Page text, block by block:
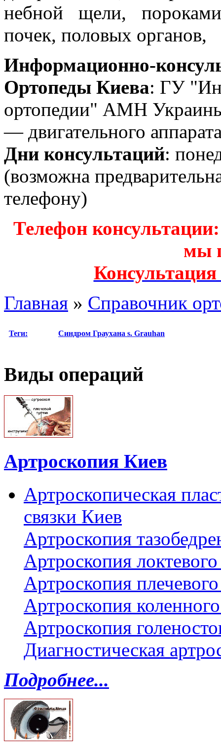
небной щели,
почек, половых органов,
Информационно-
Ортопеды Киева: ГУ
ортопедии" АМН
— двигательного
Дни консультаций:
(возможна
телефону)
Телефон
мы
Главная » Справочник
Теги: Синдром Граухана s. Grauhan
Виды операций
Артроскопия Киев
Артроскопическая
связки Киев
Артроскопия
Артроскопия
Артроскопия
Артроскопия
Артроскопия
Диагностическая
Подробнее...